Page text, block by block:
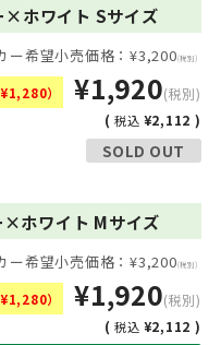
ホワイト Sサイズ
ー希望小売価格：¥3,200(税別)
¥1,280） ¥1,920(税別)
(税込 ¥2,112 )
SOLD OUT
ホワイト Mサイズ
ー希望小売価格：¥3,200(税別)
¥1,280） ¥1,920(税別)
(税込 ¥2,112 )